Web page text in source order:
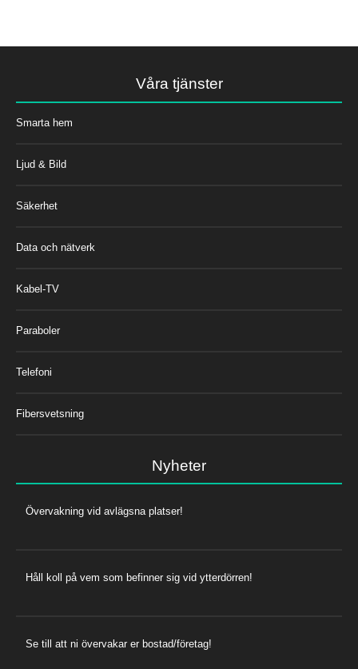
Våra tjänster
Smarta hem
Ljud & Bild
Säkerhet
Data och nätverk
Kabel-TV
Paraboler
Telefoni
Fibersvetsning
Nyheter
Övervakning vid avlägsna platser!
Håll koll på vem som befinner sig vid ytterdörren!
Se till att ni övervakar er bostad/företag!